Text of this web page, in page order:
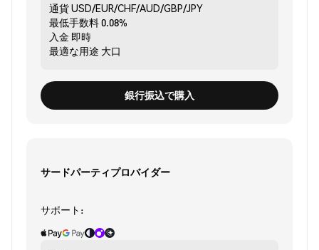
通貨USD/EUR/CHF/AUD/GBP/JPY
最低手数料0.08%
入金 即時
最適な用途 大口
銀行振込で購入
サードパーティプロバイダー
サポート: